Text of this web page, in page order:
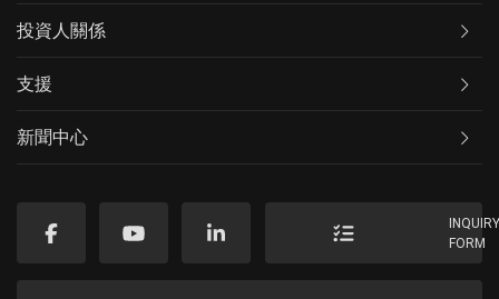
投資人關係
支援
新聞中心
FORM